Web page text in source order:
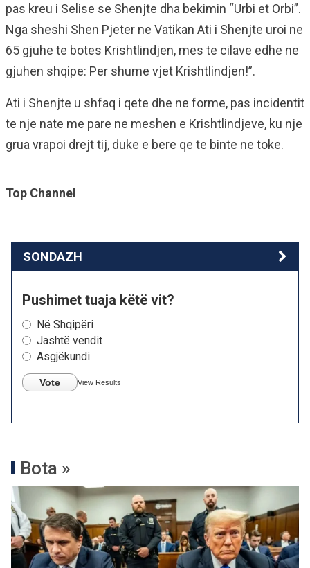
pas kreu i Selise se Shenjte dha bekimin “Urbi et Orbi”.
Nga sheshi Shen Pjeter ne Vatikan Ati i Shenjte uroi ne
65 gjuhe te botes Krishtlindjen, mes te cilave edhe ne
gjuhen shqipe: Per shume vjet Krishtlindjen!”.
Ati i Shenjte u shfaq i qete dhe ne forme, pas incidentit
te nje nate me pare ne meshen e Krishtlindjeve, ku nje
grua vrapoi drejt tij, duke e bere qe te binte ne toke.
Top Channel
SONDAZH
Pushimet tuaja këtë vit?
Në Shqipëri
Jashtë vendit
Asgjëkundi
Vote View Results
Bota »